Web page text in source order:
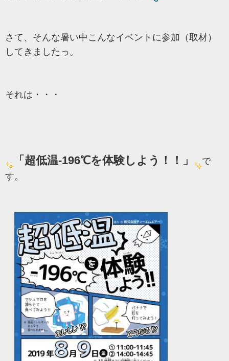
さて、そんな暑い中こんなイベントに参加（取材）
してきましたっ。
それは・・・
「超低温-196℃を体験しよう！！」
で
す。